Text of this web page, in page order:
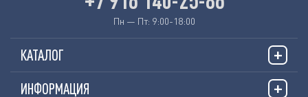
КАТАЛОГ
ИНФОРМАЦИЯ
Пн — Пт: 9:00-18:00